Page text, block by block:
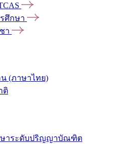
ศึกษา
า
(ภาษาไทย)
ติ
ษาระดับปริญญาบัณฑิต